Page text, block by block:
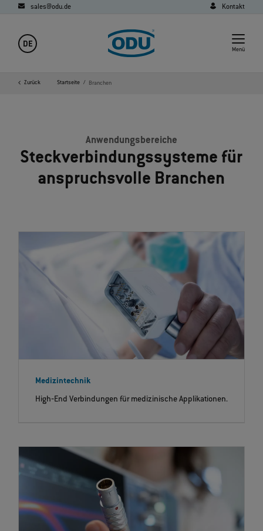
sales@odu.de Kontakt
DE
Menü
Zurück Startseite Branchen
Anwendungsbereiche
Steckverbindungssysteme für
anspruchsvolle Branchen
Medizintechnik
High‐End Verbindungen für medizinische Applikationen.